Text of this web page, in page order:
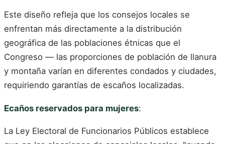
Este diseño refleja que los consejos locales se
enfrentan más directamente a la distribución
geográfica de las poblaciones étnicas que el
Congreso — las proporciones de población de llanura
y montaña varían en diferentes condados y ciudades,
requiriendo garantías de escaños localizadas.
Ecaños reservados para mujeres:
La Ley Electoral de Funcionarios Públicos establece